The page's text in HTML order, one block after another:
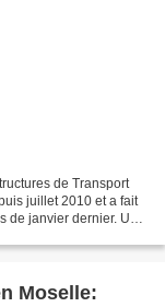
de Transport
juillet 2010 et a fait
de janvier dernier. Une
Moselle: